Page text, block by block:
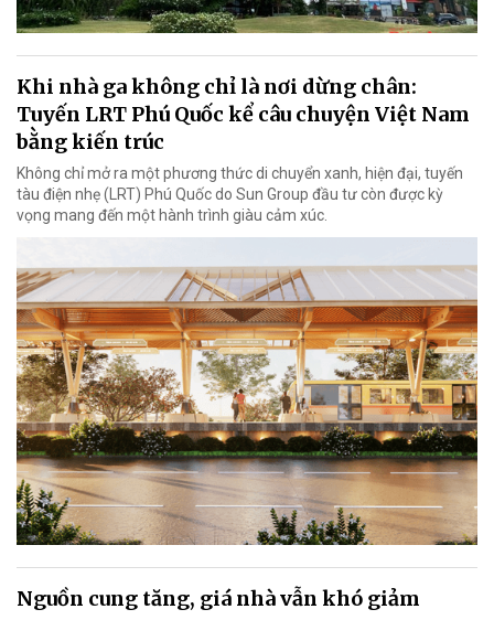
Khi nhà ga không chỉ là nơi dừng chân:
Tuyến LRT Phú Quốc kể câu chuyện Việt Nam
bằng kiến trúc
Không chỉ mở ra một phương thức di chuyển xanh, hiện đại, tuyến
tàu điện nhẹ (LRT) Phú Quốc do Sun Group đầu tư còn được kỳ
vọng mang đến một hành trình giàu cảm xúc.
Nguồn cung tăng, giá nhà vẫn khó giảm